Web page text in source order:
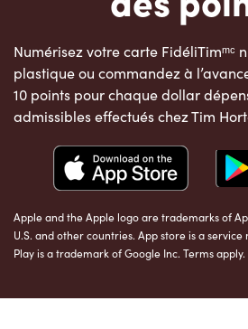
Numérisez votre carte FidéliTimᵐᶜ
plastique ou commandez à
10 points pour chaque dollar
admissibles effectués chez Tim
Apple and the Apple logo are trademarks of
U.S. and other countries. App store is a
Play is a trademark of Google Inc. Terms apply.